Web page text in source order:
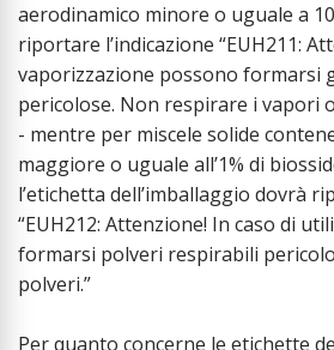
aerodinamico minore o uguale a
riportare l’indicazione “EUH211:
vaporizzazione possono formarsi
pericolose. Non respirare i vapori
- mentre per miscele solide
maggiore o uguale all’1% di
l’etichetta dell’imballaggio dovrà
“EUH212: Attenzione! In caso di
formarsi polveri respirabili
polveri.”
Per quanto concerne le etichette